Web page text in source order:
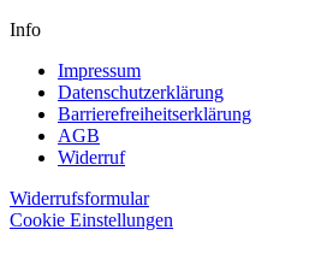
Info
Impressum
Datenschutzerklärung
Barrierefreiheitserklärung
AGB
Widerruf
Widerrufsformular
Cookie Einstellungen